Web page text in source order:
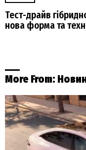
Тест-драйв
нова форма та
More From: